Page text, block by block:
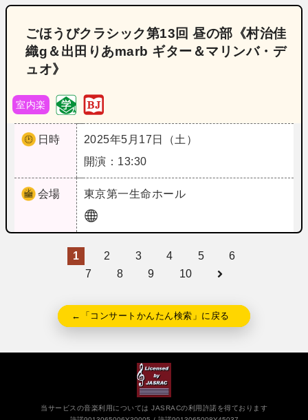
ごほうびクラシック第13回 昼の部《村治佳
織g＆出田りあmarb ギター＆マリンバ・デ
ュオ》
室内楽
日時
2025年5月17日（土）
開演：13:30
会場 東京第一生命ホール
1 2 3 4 5
6
7
8 9 10
←「コンサートかんたん検索」に戻る
当サービスの音楽利用については JASRACの利用許諾を得ております